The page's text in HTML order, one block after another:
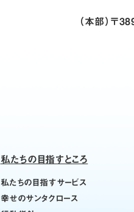
（本部）〒
私たちの目指すところ
私たちの目指すサービス
幸せのサンタクロース